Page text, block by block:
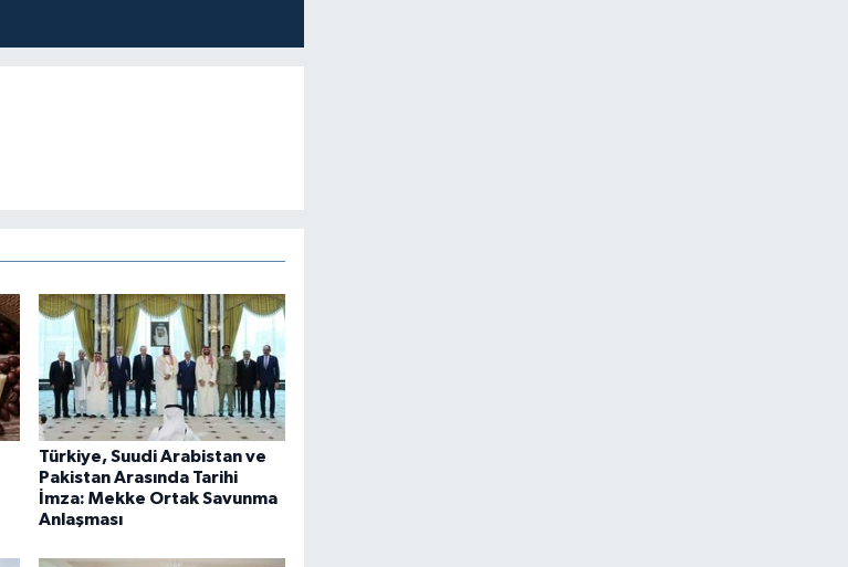
Türkiye, Suudi Arabistan ve
Pakistan Arasında Tarihi
İmza: Mekke Ortak Savunma
Anlaşması